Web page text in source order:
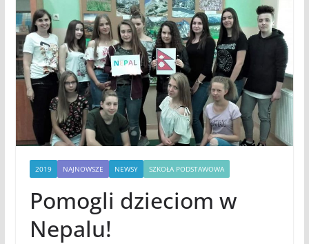
2019 NAJNOWSZE NEWSY SZKOŁA PODSTAWOWA
Pomogli dzieciom w
Nepalu!